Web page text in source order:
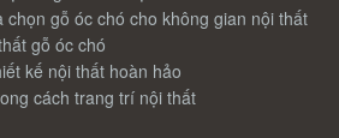
gỗ óc chó cho không gian nội thất
gỗ óc chó
kế nội thất hoàn hảo
cách trang trí nội thất